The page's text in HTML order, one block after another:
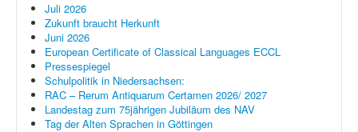
Juli 2026
Zukunft braucht Herkunft
Juni 2026
European Certificate of Classical Languages ECCL
Pressespiegel
Schulpolitik in Niedersachsen:
RAC – Rerum Antiquarum Certamen 2026/ 2027
Landestag zum 75jährigen Jubiläum des NAV
Tag der Alten Sprachen in Göttingen